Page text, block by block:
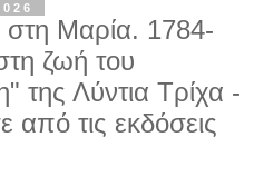
Μαρία. 1784-
ζωή του
της Λύντια Τρίχα -
από τις εκδόσεις